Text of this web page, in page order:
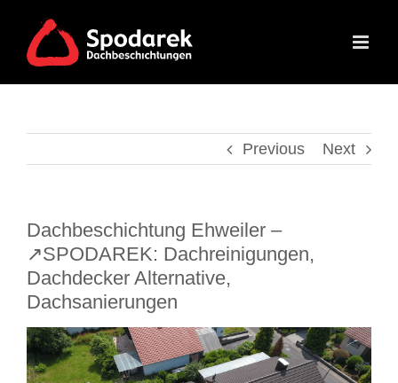
content
Previous Next
Dachbeschichtung Ehweiler –
↗️SPODAREK: Dachreinigungen,
Dachdecker Alternative,
Dachsanierungen